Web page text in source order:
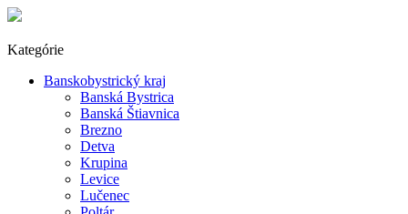
Kategórie
Banskobystrický kraj
Banská Bystrica
Banská Štiavnica
Brezno
Detva
Krupina
Levice
Lučenec